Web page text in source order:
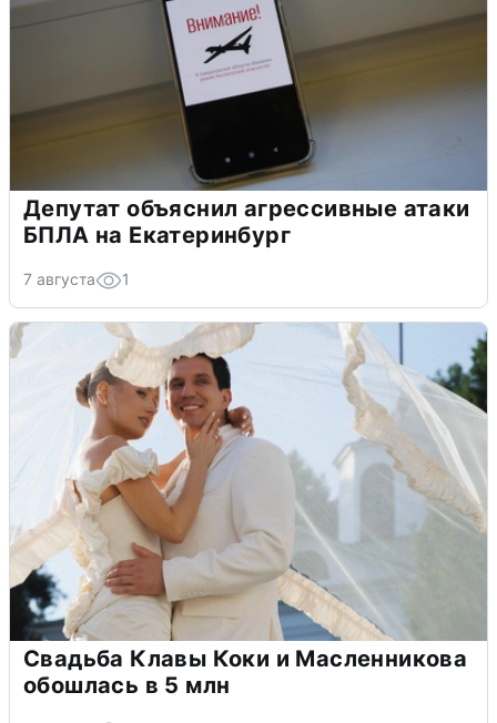
Депутат объяснил агрессивные атаки
БПЛА на Екатеринбург
7 августа 1
Свадьба Клавы Коки и Масленникова
обошлась в 5 млн